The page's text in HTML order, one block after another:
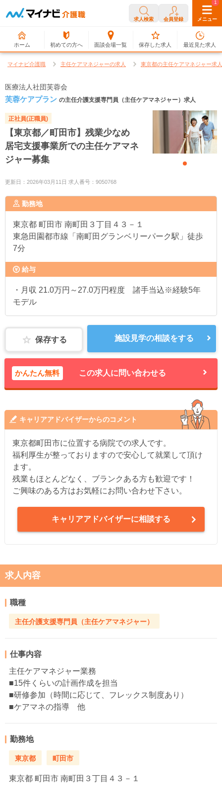
求人検索 会員登録 メニュー
ホーム 初めての方へ 面談会場一覧
0
保存した求人
1
最近見た求人
マイナビ介護職 主任ケアマネジャーの求人 東京都の主任ケアマネジャー求人
医療法人社団芙蓉会
芙蓉ケアプラン の主任介護支援専門員（主任ケアマネジャー）求人
正社員(正職員)
【東京都／町田市】残業少なめ
居宅支援事業所での主任ケアマネ
ジャー募集
更新日：2026年03月11日 求人番号：9050768
勤務地
東京都 町田市 南町田３丁目４３－１
東急田園都市線「南町田グランベリーパーク駅」徒歩
7分
給与
・月収 21.0万円～27.0万円程度 諸手当込※経験5年
モデル
保存する 施設見学の相談をする
かんたん無料 この求人に問い合わせる
キャリアアドバイザーからのコメント
東京都町田市に位置する病院での求人です。
福利厚生が整っておりますので安心して就業して頂け
ます。
残業もほとんどなく、ブランクある方も歓迎です！
ご興味のある方はお気軽にお問い合わせ下さい。
キャリアアドバイザーに相談する
求人内容
職種
主任介護支援専門員（主任ケアマネジャー）
仕事内容
主任ケアマネジャー業務
■15件くらいの計画作成を担当
■研修参加（時間に応じて、フレックス制度あり）
■ケアマネの指導 他
勤務地
東京都 町田市
東京都 町田市 南町田３丁目４３－１